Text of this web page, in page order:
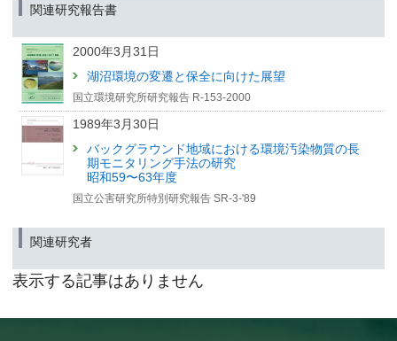
関連研究報告書
2000年3月31日
湖沼環境の変遷と保全に向けた展望
国立環境研究所研究報告 R-153-2000
1989年3月30日
バックグラウンド地域における環境汚染物質の長
期モニタリング手法の研究
昭和59〜63年度
国立公害研究所特別研究報告 SR-3-'89
関連研究者
表示する記事はありません